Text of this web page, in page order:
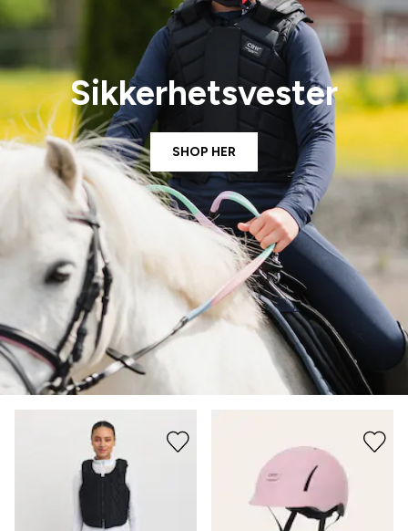
Sikkerhetsvester
SHOP HER